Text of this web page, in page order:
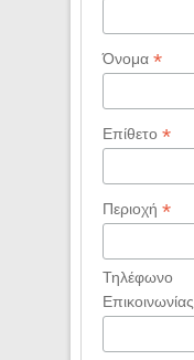
Όνομα *
Επίθετο *
Περιοχή *
Τηλέφωνο
Επικοινωνίας